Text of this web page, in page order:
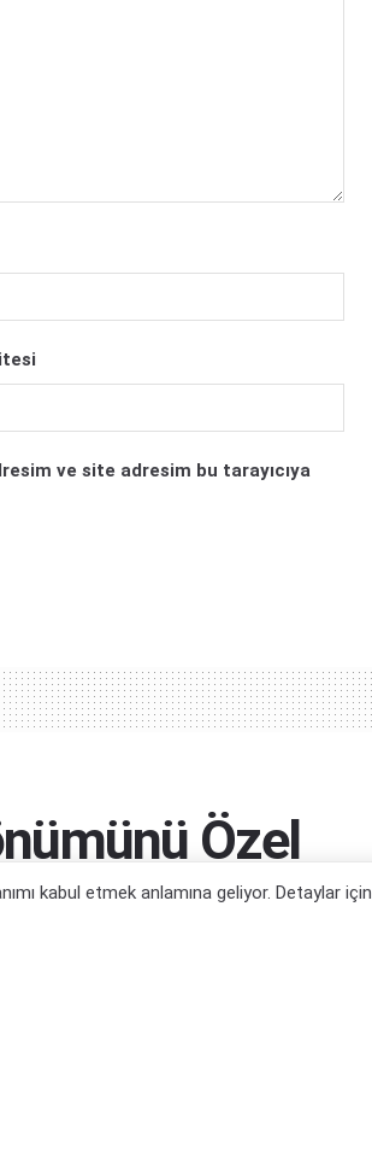
ve site adresim bu tarayıcıya
Özel
kabul etmek anlamına geliyor. Detaylar için